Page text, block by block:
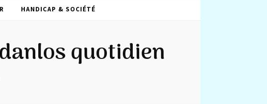
HANDICAP & SOCIÉTÉ
quotidien